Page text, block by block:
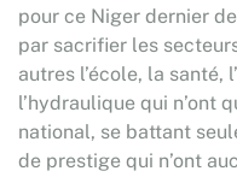
pour ce Niger dernier
par sacrifier les
autres l’école, la santé,
l’hydraulique qui n’ont
national, se battant
de prestige qui n’ont